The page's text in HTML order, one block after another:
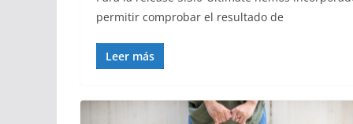
permitir comprobar el resultado de
Leer más